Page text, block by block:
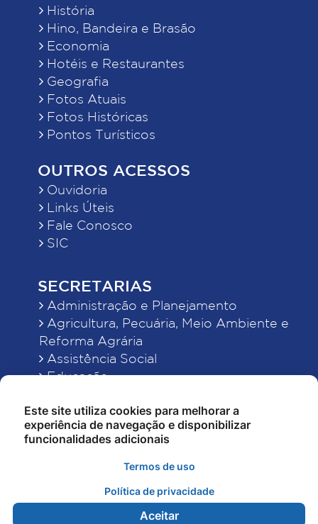
História
Hino, Bandeira e Brasão
Economia
Hotéis e Restaurantes
Geografia
Fotos Atuais
Fotos Históricas
Pontos Turísticos
OUTROS ACESSOS
Ouvidoria
Links Úteis
Fale Conosco
SIC
SECRETARIAS
Administração e Planejamento
Agricultura, Pecuária, Meio Ambiente e
Reforma Agrária
Assistência Social
Educação
Finanças
Indústria, Comércio, Turismo, Ciência e
Tecnologia
Obras Públicas, Estradas e Rodagens
Saúde
Este site utiliza cookies para melhorar a
experiência de navegação e disponibilizar
funcionalidades adicionais
Termos de uso
Política de privacidade
Aceitar